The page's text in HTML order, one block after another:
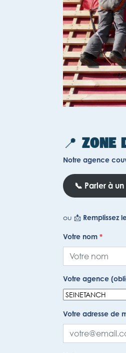
📍 ZONE
Notre agence
📞 Parler à
ou 📩 Remplissez
Votre nom *
Votre agence
Votre adresse de